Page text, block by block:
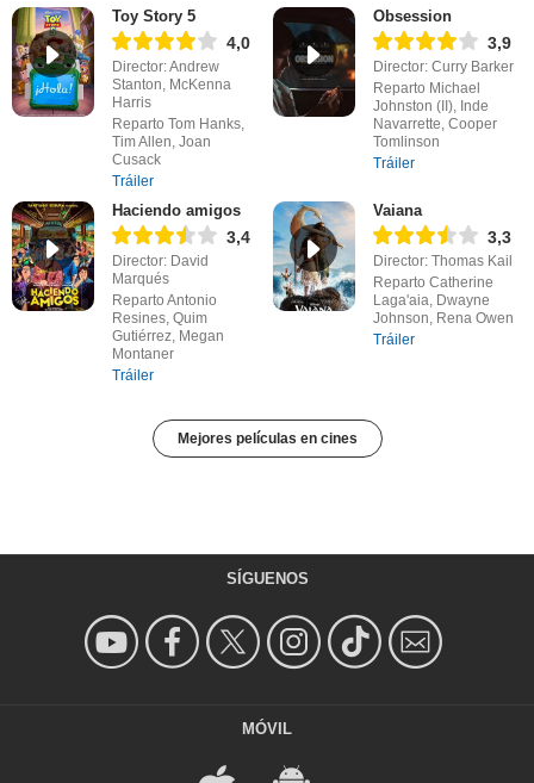
Toy Story 5
4,0
Director: Andrew
Stanton, McKenna
Harris
Reparto Tom Hanks,
Tim Allen, Joan
Cusack
Tráiler
Obsession
3,9
Director: Curry Barker
Reparto Michael
Johnston (II), Inde
Navarrette, Cooper
Tomlinson
Tráiler
Haciendo amigos
3,4
Director: David
Marqués
Reparto Antonio
Resines, Quim
Gutiérrez, Megan
Montaner
Tráiler
Vaiana
3,3
Director: Thomas Kail
Reparto Catherine
Laga'aia, Dwayne
Johnson, Rena Owen
Tráiler
Mejores películas en cines
SÍGUENOS
MÓVIL